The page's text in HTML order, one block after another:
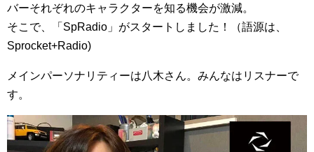
ビジョン・ミッション・バリュー
ロゴマーク
バーそれぞれのキャラクターを知る機会が激減。
そこで、「SpRadio」がスタートしました！（語源は、
Sprocket+Radio)
メインパーソナリティーは八木さん。みんなはリスナーで
す。